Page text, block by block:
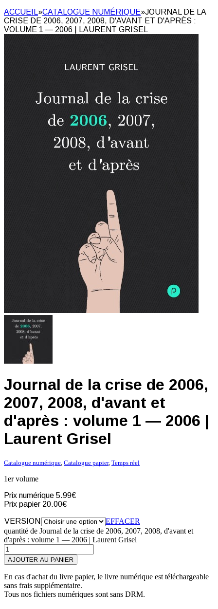
ACCUEIL»CATALOGUE NUMÉRIQUE»JOURNAL DE LA
CRISE DE 2006, 2007, 2008, D'AVANT ET D'APRÈS :
VOLUME 1 — 2006 | LAURENT GRISEL
Journal de la crise de 2006,
2007, 2008, d'avant et
d'après : volume 1 — 2006 |
Laurent Grisel
Catalogue numérique, Catalogue papier, Temps réel
1er volume
Prix numérique 5.99€
Prix papier 20.00€
VERSION
EFFACER
quantité de Journal de la crise de 2006, 2007, 2008, d'avant et
d'après : volume 1 — 2006 | Laurent Grisel
AJOUTER AU PANIER
En cas d'achat du livre papier, le livre numérique est téléchargeable
sans frais supplémentaire.
Tous nos fichiers numériques sont sans DRM.